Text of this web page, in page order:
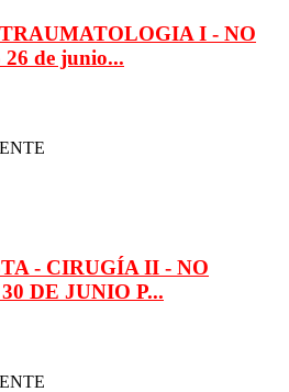
I - NO
de junio...
- CIRUGÍA II - NO
DE JUNIO P...